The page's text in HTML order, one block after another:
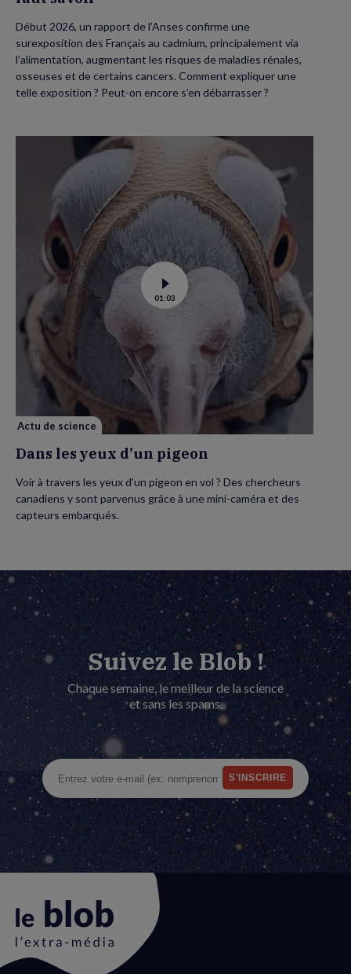
Début 2026, un rapport de l’Anses confirme une
surexposition des Français au cadmium, principalement via
l’alimentation, augmentant les risques de maladies rénales,
osseuses et de certains cancers. Comment expliquer une
telle exposition ? Peut-on encore s’en débarrasser ?
Voir
la
vidéo
01:03
Actu de science
Dans les yeux d’un pigeon
Voir à travers les yeux d’un pigeon en vol ? Des chercheurs
canadiens y sont parvenus grâce à une mini-caméra et des
capteurs embarqués.
Suivez le Blob !
Chaque semaine, le meilleur de la science
et sans les spams.